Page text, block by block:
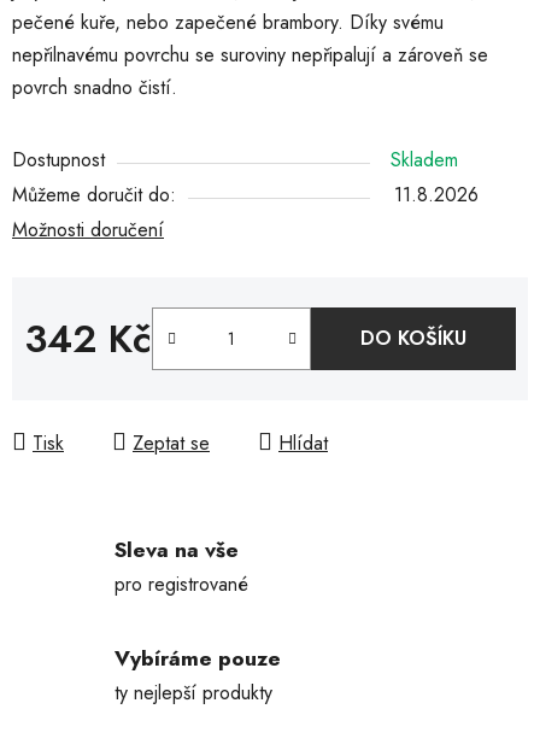
pečené kuře, nebo zapečené brambory. Díky svému
nepřilnavému povrchu se suroviny nepřipalují a zároveň se
povrch snadno čistí.
Dostupnost
Skladem
Můžeme doručit do:
11.8.2026
Možnosti doručení
342 Kč DO KOŠÍKU
Tisk Zeptat se Hlídat
Sleva na vše
pro registrované
Vybíráme pouze
ty nejlepší produkty